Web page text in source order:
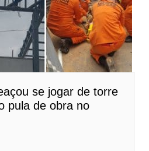
se jogar de torre
pula de obra no